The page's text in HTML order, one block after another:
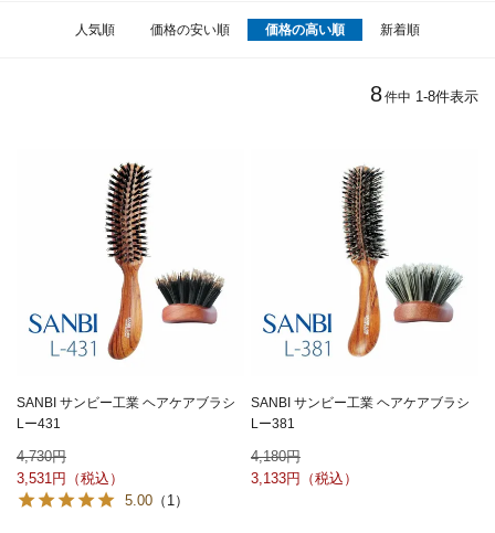
人気順 価格の安い順 価格の高い順 新着順
8件中 1 -8件表示
SANBI サンビー工業 ヘアケアブラシ
Lー431
4,730
3,531
5.00 （1）
SANBI サンビー工業 ヘアケアブラシ
Lー381
4,180
3,133